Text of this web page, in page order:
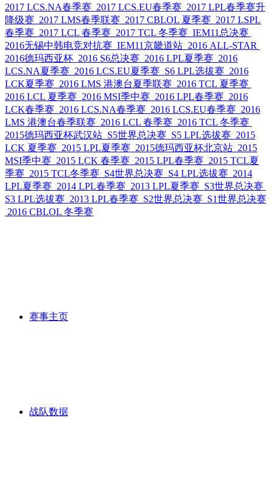
2017 LCS.NA春季赛 2017 LCS.EU春季赛 2017 LPL春季赛升
降级赛 2017 LMS春季联赛 2017 CBLOL 夏季赛 2017 LSPL
春季赛 2017 LCL 春季赛 2017 TCL 冬季赛 IEM11总决赛
2016无锡中韩电竞对抗赛 IEM11京畿道站 2016 ALL-STAR
2016德玛西亚杯 2016 S6总决赛 2016 LPL夏季赛 2016
LCS.NA夏季赛 2016 LCS.EU夏季赛 S6 LPL选拔赛 2016
LCK夏季赛 2016 LMS 港澳台夏季联赛 2016 TCL 夏季赛
2016 LCL 夏季赛 2016 MSI季中赛 2016 LPL春季赛 2016
LCK春季赛 2016 LCS.NA春季赛 2016 LCS.EU春季赛 2016
LMS 港澳台春季联赛 2016 LCL 春季赛 2016 TCL 冬季赛
2015德玛西亚杯武汉站 S5世界总决赛 S5 LPL选拔赛 2015
LCK 夏季赛 2015 LPL夏季赛 2015德玛西亚杯北京站 2015
MSI季中赛 2015 LCK 春季赛 2015 LPL春季赛 2015 TCL夏
季赛 2015 TCL冬季赛 S4世界总决赛 S4 LPL选拔赛 2014
LPL夏季赛 2014 LPL春季赛 2013 LPL夏季赛 S3世界总决赛
S3 LPL选拔赛 2013 LPL春季赛 S2世界总决赛 S1世界总决赛
2016 CBLOL 冬季赛
赛事主页
战队数据